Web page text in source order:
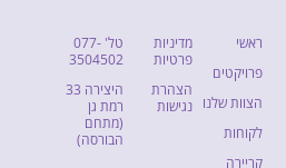
ראשי
פרויקטים
הצוות שלנו
לקוחות
קריירה
מדיניות
פרטיות
הצהרת
נגישות
טל' 077-
3504502
היצירה 33
רמת גן
(מתחם
הבורסה)